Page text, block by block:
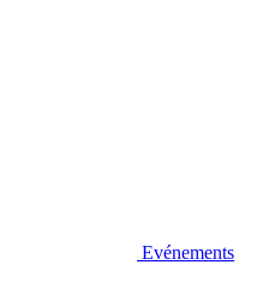
Evénements